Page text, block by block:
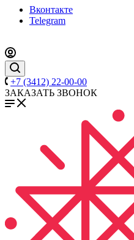
Вконтакте
Telegram
+7 (3412) 22-00-00
ЗАКАЗАТЬ ЗВОНОК